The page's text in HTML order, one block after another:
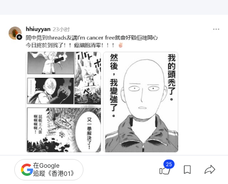
癌細胞清零啦！（threads）
在Google
追蹤《香港01》
25